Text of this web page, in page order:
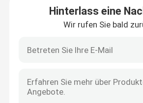
Gummiflanschdichtung
Hinterlass eine
Wir rufen Sie bald